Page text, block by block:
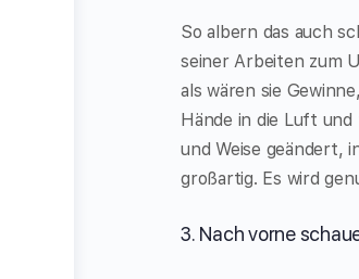
So albern das auch
seiner Arbeiten zum
als wären sie
Hände in die Luft
und Weise geändert,
großartig. Es wird
3. Nach vorne